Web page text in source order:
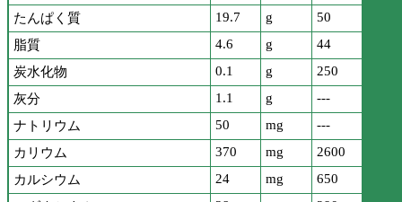
たんぱく質
19.7 g
50
脂質
4.6 g
44
炭水化物
0.1 g
250
灰分
1.1 g
---
ナトリウム
50 mg
---
カリウム
370 mg
2600
カルシウム
24 mg
650